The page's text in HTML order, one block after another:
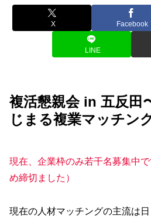
X Facebook
LINE
複活懇親会 in 五反田
じまる複業マッチン
現在、企業枠のみ若干名募集中
め締切ました）
現在の人材マッチングの主流は